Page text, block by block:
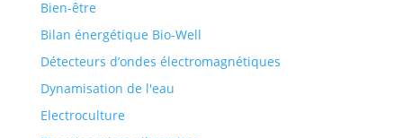
Bien-être
Bilan énergétique Bio-Well
Détecteurs d’ondes électromagnétiques
Dynamisation de l'eau
Electroculture